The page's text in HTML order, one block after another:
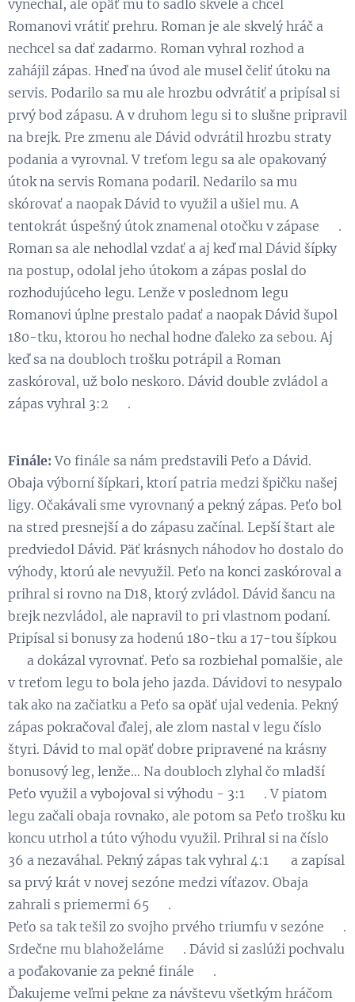
vynechal, ale opäť mu to sadlo skvele a chcel
Romanovi vrátiť prehru. Roman je ale skvelý hráč a
nechcel sa dať zadarmo. Roman vyhral rozhod a
zahájil zápas. Hneď na úvod ale musel čeliť útoku na
servis. Podarilo sa mu ale hrozbu odvrátiť a pripísal si
prvý bod zápasu. A v druhom legu si to slušne pripravil
na brejk. Pre zmenu ale Dávid odvrátil hrozbu straty
podania a vyrovnal. V treťom legu sa ale opakovaný
útok na servis Romana podaril. Nedarilo sa mu
skórovať a naopak Dávid to využil a ušiel mu. A
tentokrát úspešný útok znamenal otočku v zápase 💪.
Roman sa ale nehodlal vzdať a aj keď mal Dávid šípky
na postup, odolal jeho útokom a zápas poslal do
rozhodujúceho legu. Lenže v poslednom legu
Romanovi úplne prestalo padať a naopak Dávid šupol
180-tku, ktorou ho nechal hodne ďaleko za sebou. Aj
keď sa na doubloch trošku potrápil a Roman
zaskóroval, už bolo neskoro. Dávid double zvládol a
zápas vyhral 3:2 👏.
Finále: Vo finále sa nám predstavili Peťo a Dávid.
Obaja výborní šípkari, ktorí patria medzi špičku našej
ligy. Očakávali sme vyrovnaný a pekný zápas. Peťo bol
na stred presnejší a do zápasu začínal. Lepší štart ale
predviedol Dávid. Päť krásnych náhodov ho dostalo do
výhody, ktorú ale nevyužil. Peťo na konci zaskóroval a
prihral si rovno na D18, ktorý zvládol. Dávid šancu na
brejk nezvládol, ale napravil to pri vlastnom podaní.
Pripísal si bonusy za hodenú 180-tku a 17-tou šípkou
👏 a dokázal vyrovnať. Peťo sa rozbiehal pomalšie, ale
v treťom legu to bola jeho jazda. Dávidovi to nesypalo
tak ako na začiatku a Peťo sa opäť ujal vedenia. Pekný
zápas pokračoval ďalej, ale zlom nastal v legu číslo
štyri. Dávid to mal opäť dobre pripravené na krásny
bonusový leg, lenže… Na doubloch zlyhal čo mladší
Peťo využil a vybojoval si výhodu - 3:1 😉. V piatom
legu začali obaja rovnako, ale potom sa Peťo trošku ku
koncu utrhol a túto výhodu využil. Prihral si na číslo
36 a nezaváhal. Pekný zápas tak vyhral 4:1 👏 a zapísal
sa prvý krát v novej sezóne medzi víťazov. Obaja
zahrali s priemermi 65 💪.
Peťo sa tak tešil zo svojho prvého triumfu v sezóne 😉.
Srdečne mu blahoželáme 🏆. Dávid si zaslúži pochvalu
a poďakovanie za pekné finále 👏.
Ďakujeme veľmi pekne za návštevu všetkým hráčom